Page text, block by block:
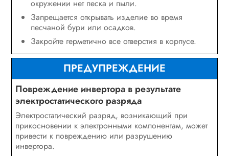
окружении нет песка и пыли.
Запрещается открывать изделие во время
песчаной бури или осадков.
Закройте герметично все отверстия в корпусе.
ПРЕДУПРЕЖДЕНИЕ
Повреждение инвертора в результате
электростатического разряда
Электростатический разряд, возникающий при
прикосновении к электронными компонентам, может
привести к повреждению или разрушению
инвертора.